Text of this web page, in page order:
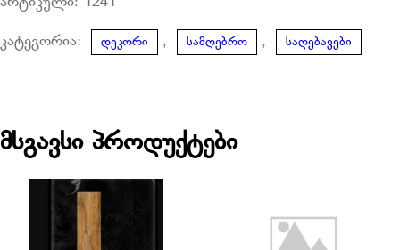
კატეგორია: დეკორი , სამღებრო , საღებავები
მსგავსი პროდუქტები